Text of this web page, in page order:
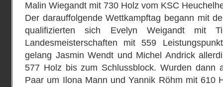
Malin Wiegandt mit 730 Holz vom KSC
Der darauffolgende Wettkampftag begann mit
qualifizierten sich Evelyn Weigandt mit
Landesmeisterschaften mit 559
gelang Jasmin Wendt und Michel Andrick
577 Holz bis zum Schlussblock. Wurden dann
Paar um Ilona Mann und Yannik Röhm mit 610